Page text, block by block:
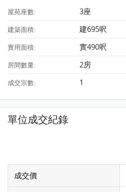
屋苑座數: 3座
建築面積: 建695呎
實用面積: 實490呎
房間數量: 2房
成交宗數: 1
單位成交紀錄
成交價